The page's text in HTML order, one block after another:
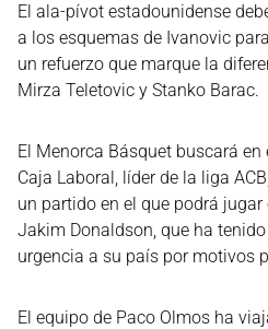
El ala-pívot estadounidense
a los esquemas de Ivanovic
un refuerzo que marque la
Mirza Teletovic y Stanko Barac.
El Menorca Básquet buscará en
Caja Laboral, líder de la liga
un partido en el que podrá
Jakim Donaldson, que ha
urgencia a su país por motivos
El equipo de Paco Olmos ha